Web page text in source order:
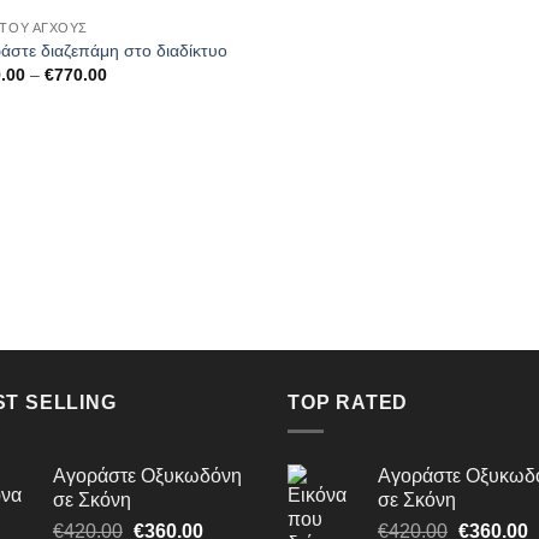
ΤΟΥ ΆΓΧΟΥΣ
διαζεπάμη στο διαδίκτυο
– €770.00Price
SELLING
Αγοράστε Οξυκωδόνη
σε Σκόνη
€420.00 Original
€360.00Η
TOP RATED
Αγοράστε
σε Σκόνη
€420.00 Original
€360.00Η